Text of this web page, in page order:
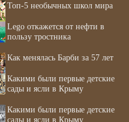
Топ-5 необычных школ мира
Lego откажется от нефти в
пользу тростника
Как менялась Барби за 57 лет
Какими были первые детские
сады и ясли в Крыму
Какими были первые детские
сады и ясли в Крыму